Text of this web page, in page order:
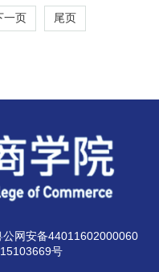
实践服务团是由旅游学
代表学校获得了广东省
一页 尾页
公网安备44011602000060
号